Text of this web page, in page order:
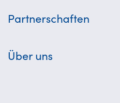
Partnerschaften
Über uns